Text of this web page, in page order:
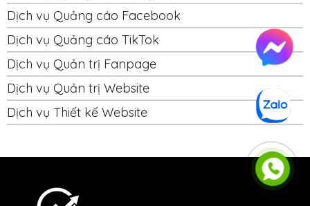
Dịch vụ Quảng cáo Facebook
Dịch vụ Quảng cáo TikTok
Dịch vụ Quản trị Fanpage
Dịch vụ Quản trị Website
Dịch vụ Thiết kế Website